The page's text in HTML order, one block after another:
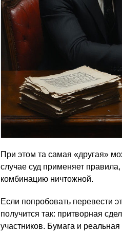
При этом та самая «другая»
случае суд применяет
комбинацию ничтожной.
Если попробовать перевести
получится так: притворная
участников. Бумага и